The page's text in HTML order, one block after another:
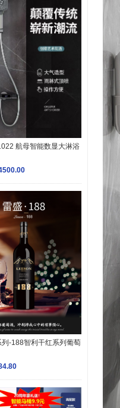
HST-WJA1022 航母智能数显大淋浴
列-188智利干红系列葡萄